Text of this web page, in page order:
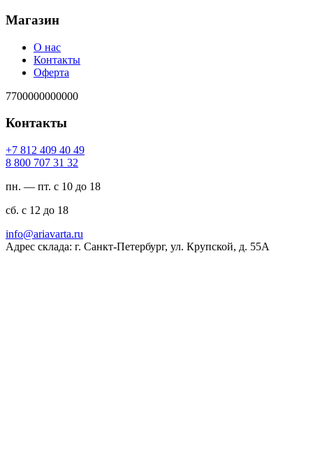
Магазин
О нас
Контакты
Оферта
7700000000000
Контакты
94 04 904 218 7+
23 13 707 008 8
пн. — пт. с 10 до 18
сб. с 12 до 18
ur.atravaira@ofni
Адрес склада: г. Санкт-Петербург, ул. Крупской, д. 55А